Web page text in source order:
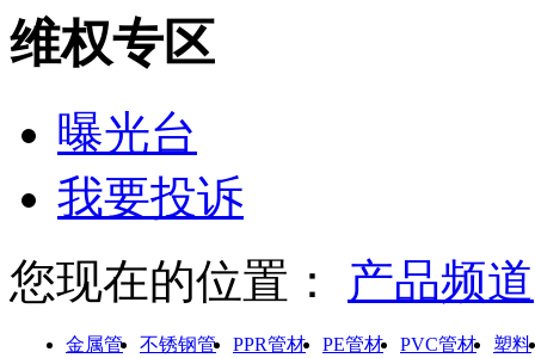
维权专区
曝光台
我要投诉
您现在的位置：
产品频道
金属管 不锈钢管 PPR管材 PE管材 PVC管材
塑料